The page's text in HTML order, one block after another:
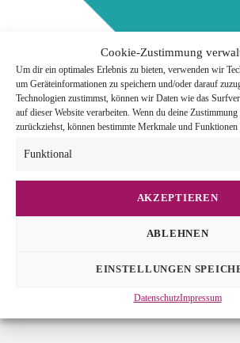
Cookie-Zustimmung
Um dir ein optimales Erlebnis zu bieten, verwenden wir
um Geräteinformationen zu speichern und/oder darauf
Technologien zustimmst, können wir Daten wie das
auf dieser Website verarbeiten. Wenn du deine
zurückziehst, können bestimmte Merkmale und Funktionen
Funktional
AKZEPTIEREN
ABLEHNEN
EINSTELLUNGEN
DatenschutzImpressum